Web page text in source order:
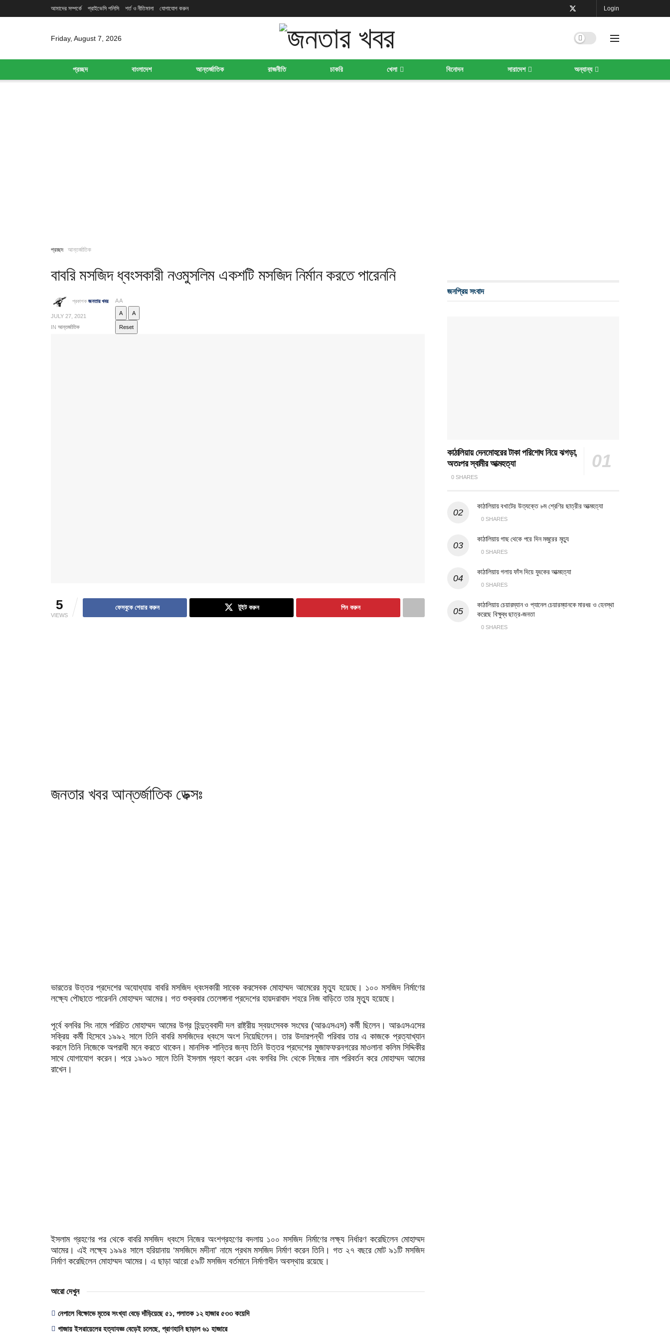
আমাদের সম্পর্কে প্রাইভেসি পলিসি শর্ত ও নীতিমালা যোগাযোগ করুন Login
Friday, August 7, 2026
প্রচ্ছদ বাংলাদেশ আন্তর্জাতিক রাজনীতি চাকরি খেলা বিনোদন সারাদেশ অন্যান্য
প্রচ্ছদ আন্তর্জাতিক
বাবরি মসজিদ ধ্বংসকারী নওমুসলিম একশটি মসজিদ নির্মান করতে পারেননি
প্রকাশক জনতার খবর
JULY 27, 2021
IN আন্তর্জাতিক
AA
A A
Reset
5
VIEWS
ফেসবুকে শেয়ার করুন টুইট করুন পিন করুন
জনতার খবর আন্তর্জাতিক ডেক্সঃ
ভারতের উত্তর প্রদেশের অযোধ্যায় বাবরি মসজিদ ধ্বংসকারী সাবেক করসেবক মোহাম্মদ আমেরের মৃত্যু হয়েছে। ১০০ মসজিদ নির্মাণের
লক্ষ্যে পৌছাতে পারেননি মোহাম্মদ আমের। গত শুক্রবার তেলেঙ্গানা প্রদেশের হায়দরাবাদ শহরে নিজ বাড়িতে তার মৃত্যু হয়েছে।
পূর্বে বলবির সিং নামে পরিচিত মোহাম্মদ আমের উগ্র হিন্দুত্ববাদী দল রাষ্ট্রীয় স্বয়ংসেবক সংঘের (আরএসএস) কর্মী ছিলেন। আরএসএসের
সক্রিয় কর্মী হিসেবে ১৯৯২ সালে তিনি বাবরি মসজিদের ধ্বংসে অংশ নিয়েছিলেন। তার উদারপন্থী পরিবার তার এ কাজকে প্রত্যাখ্যান
করলে তিনি নিজেকে অপরাধী মনে করতে থাকেন। মানসিক শান্তির জন্য তিনি উত্তর প্রদেশের মুজাফফরনগরের মাওলানা কলিম সিদ্দিকীর
সাথে যোগাযোগ করেন। পরে ১৯৯৩ সালে তিনি ইসলাম গ্রহণ করেন এবং বলবির সিং থেকে নিজের নাম পরিবর্তন করে মোহাম্মদ আমের
রাখেন।
ইসলাম গ্রহণের পর থেকে বাবরি মসজিদ ধ্বংসে নিজের অংশগ্রহণের বদলায় ১০০ মসজিদ নির্মাণের লক্ষ্য নির্ধারণ করেছিলেন মোহাম্মদ
আমের। এই লক্ষ্যে ১৯৯৪ সালে হরিয়ানায় ‘মসজিদে মদীনা’ নামে প্রথম মসজিদ নির্মাণ করেন তিনি। গত ২৭ বছরে মোট ৯১টি মসজিদ
নির্মাণ করেছিলেন মোহাম্মদ আমের। এ ছাড়া আরো ৫৯টি মসজিদ বর্তমানে নির্মাণাধীন অবস্থায় রয়েছে।
আরো দেখুন
নেপালে বিক্ষোভে মৃতের সংখ্যা বেড়ে দাঁড়িয়েছে ৫১, পলাতক ১২ হাজার ৫৩৩ কয়েদি
গাজায় ইসরায়েলের হত্যাযজ্ঞ বেড়েই চলেছে, প্রাণহানি ছাড়াল ৬১ হাজারে
জনপ্রিয় সংবাদ
কাঠালিয়ায় দেনমোহরের টাকা পরিশোধ নিয়ে ঝগড়া,
অতঃপর স্বামীর আত্মহত্যা
0 SHARES
কাঠালিয়ায় বখাটের উত্যক্তে ৮ম শ্রেণির ছাত্রীর আত্মহত্যা
0 SHARES
কাঠালিয়ায় গাছ থেকে পরে দিন মজুরের মৃত্যু
0 SHARES
কাঠালিয়ায় গলায় ফাঁস দিয়ে যুবকের আত্মহত্যা
0 SHARES
কাঠালিয়ায় চেয়ারম্যান ও প্যানেল চেয়ারম্যানকে মারধর ও হেনস্থা
করেছে বিক্ষুব্ধ ছাত্র-জনতা
0 SHARES